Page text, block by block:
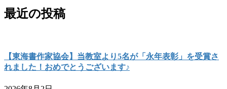
最近の投稿
【東海書作家協会】当教室より5名が「永年表彰」を受賞さ
れました！おめでとうございます♪